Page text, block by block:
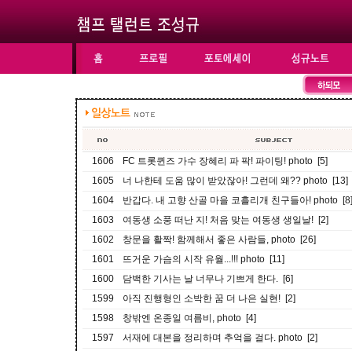
1606
FC 트롯퀸즈 가수 장혜리 파 팍! 파이팅! photo [5]
1605
너 나한테 도움 많이 받았잖아! 그런데 왜?? photo [13]
1604
반갑다. 내 고향 산골 마을 코흘리개 친구들아! photo [8]
1603
여동생 소풍 떠난 지! 처음 맞는 여동생 생일날! [2]
1602
창문을 활짝! 함께해서 좋은 사람들, photo [26]
1601
뜨거운 가슴의 시작 유월...!!! photo [11]
1600
담백한 기사는 날 너무나 기쁘게 한다. [6]
1599
아직 진행형인 소박한 꿈 더 나은 실현! [2]
1598
창밖엔 온종일 여름비, photo [4]
1597
서재에 대본을 정리하며 추억을 걸다. photo [2]